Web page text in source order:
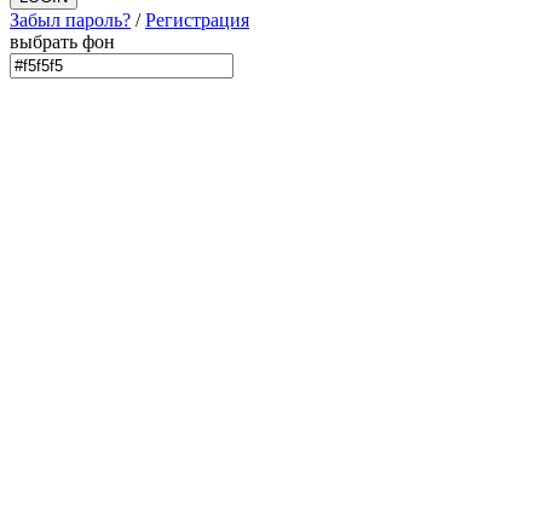
Забыл пароль? /Регистрация
выбрать фон